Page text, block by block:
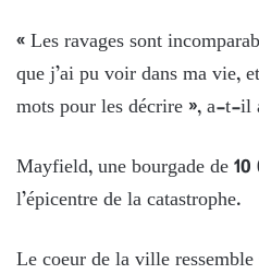
« Les ravages sont
que j’ai pu voir dans ma vie,
mots pour les décrire », a-t-il
Mayfield, une bourgade de
l’épicentre de la catastrophe.
Le coeur de la ville ressemble